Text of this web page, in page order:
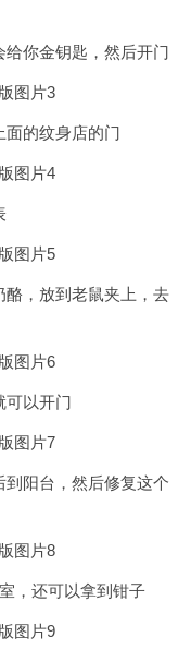
你金钥匙，然后开门
面的纹身店的门
，放到老鼠夹上，去
可以开门
阳台，然后修复这个
，还可以拿到钳子